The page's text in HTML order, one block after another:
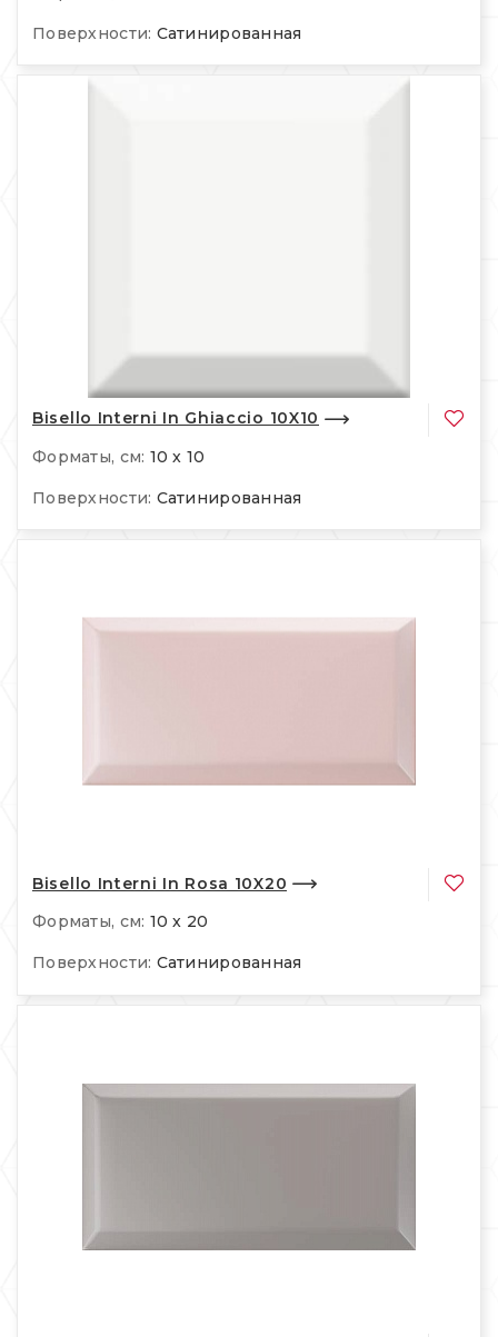
Поверхности: Сатинированная
Bisello Interni In Ghiaccio 10X10
Форматы, см: 10 x 10
Поверхности: Сатинированная
Bisello Interni In Rosa 10X20
Форматы, см: 10 x 20
Поверхности: Сатинированная